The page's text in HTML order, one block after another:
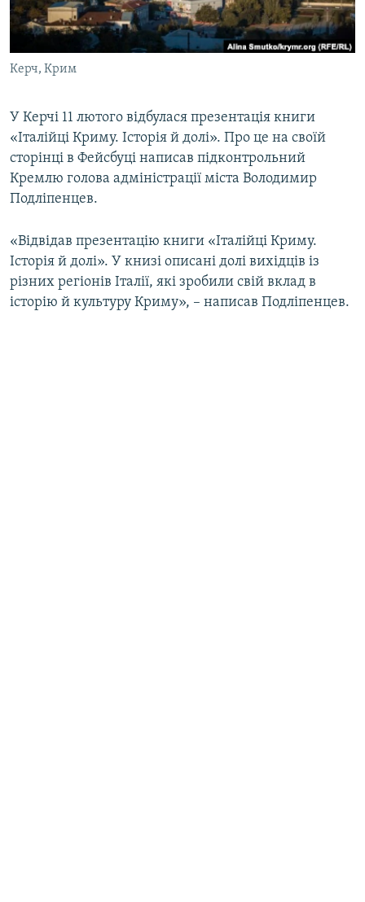
ВІДЕОУРОКИ «ELIFBE»
СВІДЧЕННЯ ОКУПАЦІЇ
УКРАЇНСЬКА ПРОБЛЕМА КРИМУ
Русский
Qırımtatar
Усі сайти RFE/RL
Керч, Крим
У Керчі 11 лютого відбулася презентація книги
«Італійці Криму. Історія й долі». Про це на своїй
сторінці в Фейсбуці написав підконтрольний
Кремлю голова адміністрації міста Володимир
Подліпенцев.
«Відвідав презентацію книги «Італійці Криму.
Історія й долі». У книзі описані долі вихідців із
різних регіонів Італії, які зробили свій вклад в
історію й культуру Криму», – написав Подліпенцев.